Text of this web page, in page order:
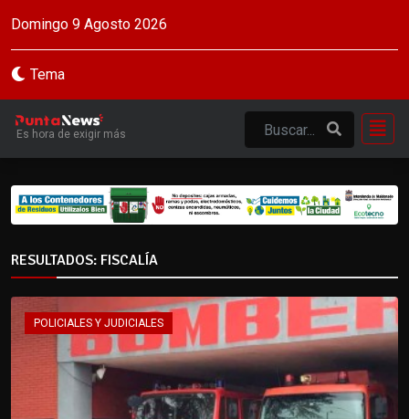
Domingo 9 Agosto 2026
Tema
Es hora de exigir más
RESULTADOS: FISCALÍA
POLICIALES Y JUDICIALES